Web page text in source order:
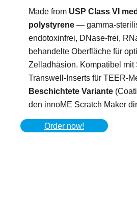
Made from USP Class VI
polystyrene — gamma-
endotoxinfrei, DNase-frei,
behandelte Oberfläche für
Zelladhäsion. Kompatibel mit
Transwell-Inserts für TEER-
Beschichtete Variante
den innoME Scratch Maker
Order now!